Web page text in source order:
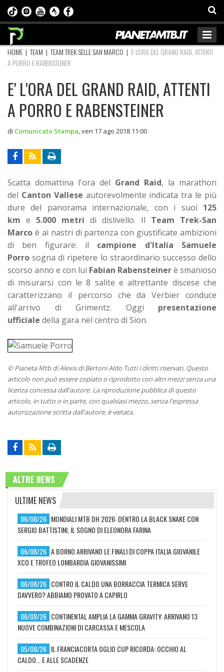
HOME |TEAM |TEAM TREK SELLE SAN MARCO | E' L'ORA DEL GRAND RAID, ATTENTI
A PORRO E RABENSTEINER
E' L'ORA DEL GRAND RAID, ATTENTI
A PORRO E RABENSTEINER
di Comunicato Stampa ven 17 ago 2018 11:00
Scatta domattina l'ora del Grand Raid, la marathon
del Canton Vallese autorevolmente indicata tra le più
dure del panorama internazionale, con i suoi 125
km e 5.000 metri di dislivello. Il Team Trek-San
Marco è ai nastri di partenza con giustificate ambizioni
di ben figurare: il campione d'Italia Samuele
Porro sogna di ripetere lo straordinario successo dello
scorso anno e con lui Fabian Rabensteinerè smanioso
di misurarsi con le 8 salite e altrettante discese che
caratterizzano il percorso che da Verbier conduce
all'arrivo di Grimentz. Oggi presentazione
ufficiale della gara nel centro di Sion.
© Pianeta Mtb di Alexis di Bertoni Aldo Tutti i diritti riservati. Questo
articolo non può essere copiato o riprodotto con altri mezzi senza una
licenza concessa dall'autore. La riproduzione pubblica di questo
articolo, in tutto o in parte, con qualsiasi mezzo, senza l'espressa
autorizzazione scritta dall'autore, è vietata.
ALTRE NEWS
ULTIME NEWS
06/08/26 MONDIALI MTB DH 2026: DENTRO LA BLACK SNAKE CON
SERGIO BATTISTINI, IL SOGNO DI ELEONORA FARINA
06/08/26 A BORNO ARRIVANO LE FINALI DI COPPA ITALIA GIOVANILE
XCO E TROFEO LOMBARDIA GIOVANISSIMI
06/08/26 CONTRO IL CALDO UNA BORRACCIA TERMICA SERVE
DAVVERO? ABBIAMO PROVATO A CAPIRLO
06/08/26 CONTINENTAL AMPLIA LA GAMMA GRAVITY: ARRIVANO 13
NUOVE COMBINAZIONI DI CARCASSA E MESCOLA
05/08/26 IL FRANCIACORTA OGLIO CUP RICORDA: OCCHIO AL
CALDO... E ALLE SCADENZE